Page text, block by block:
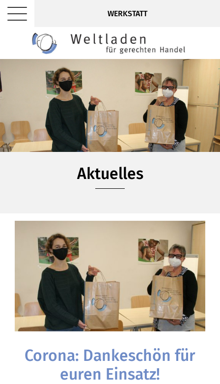
WERKSTATT
Aktuelles
Corona: Dankeschön für
euren Einsatz!